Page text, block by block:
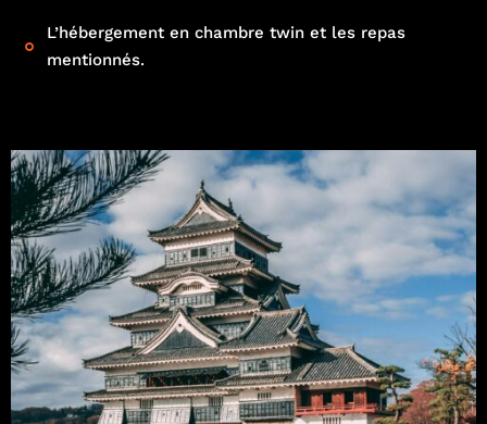
L’hébergement en chambre twin et les repas
mentionnés.
Français English